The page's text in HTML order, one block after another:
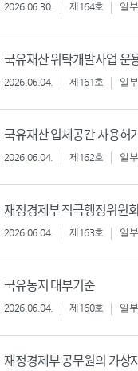
2026.06.30. 제164호 일
국유재산 위탁개발사업 운
2026.06.04. 제161호 일
국유재산 입체공간 사용허
2026.06.04. 제162호 일
재정경제부 적극행정위원
2026.06.04. 제163호 일
국유농지 대부기준
2026.06.04. 제160호 일
재정경제부 공무원의 가상